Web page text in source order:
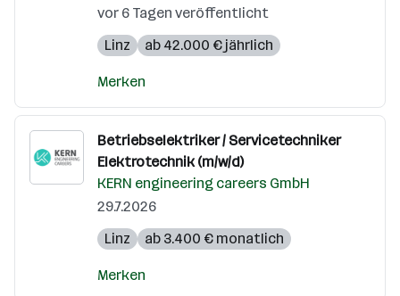
vor 6 Tagen veröffentlicht
Linz
ab 42.000 € jährlich
Merken
Betriebselektriker / Servicetechniker
Elektrotechnik (m/w/d)
KERN engineering careers GmbH
29.7.2026
Linz
ab 3.400 € monatlich
Merken